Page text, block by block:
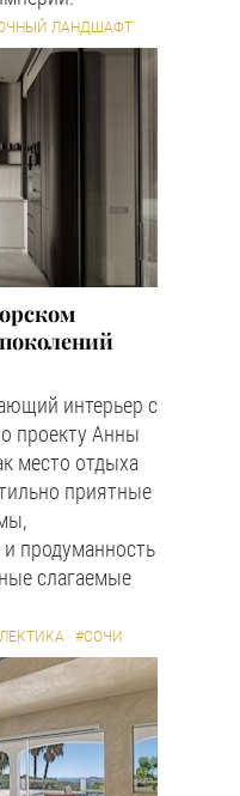
ЛАНДШАФТ
интерьер с
проекту Анны
место отдыха
приятные
продуманность
слагаемые
#СОЧИ